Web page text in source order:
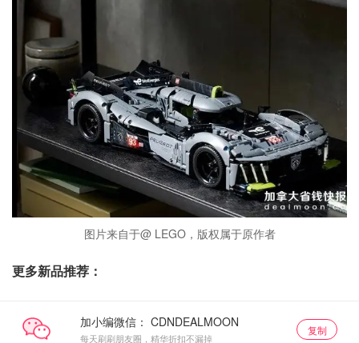
图片来自于@ LEGO，版权属于原作者
更多新品推荐：
加小编微信：
每天刷刷朋友圈，精华折扣不漏掉
复制